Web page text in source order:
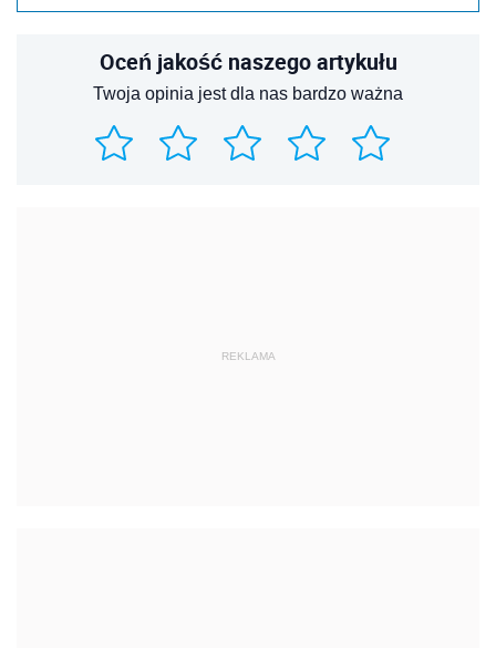
Oceń jakość naszego artykułu
Twoja opinia jest dla nas bardzo ważna
REKLAMA